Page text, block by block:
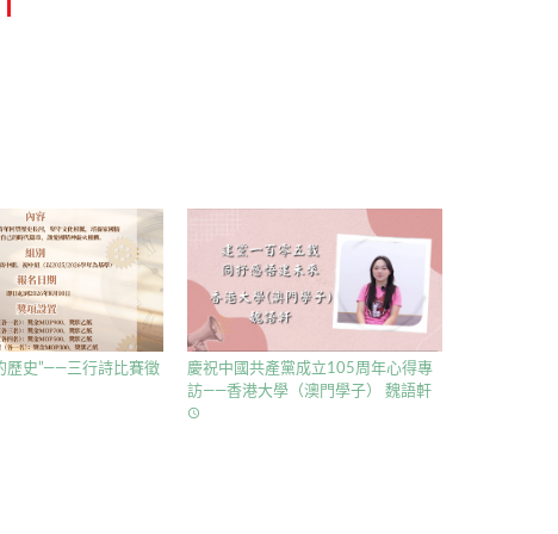
歷史”——三行詩比賽徵
慶祝中國共產黨成立105周年心得專
訪——香港大學（澳門學子） 魏語軒
access_time